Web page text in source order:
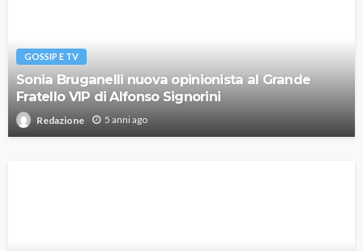
GOSSIP E TV
Sonia Bruganelli nuova opinionista al Grande
Fratello VIP di Alfonso Signorini
Redazione 5 anni ago